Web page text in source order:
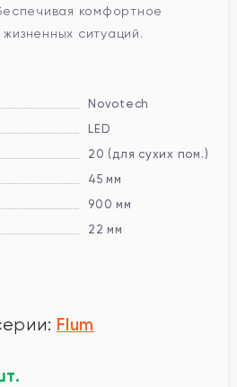
комфортное
ситуаций.
Novotech
LED
20 (для сухих пом.)
45 мм
900 мм
22 мм
Flum